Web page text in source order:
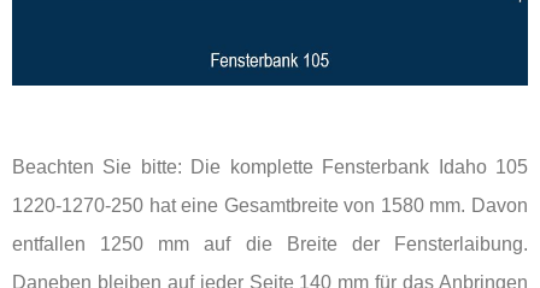
Beachten Sie bitte: Die komplette Fensterbank Idaho 105
1220-1270-250 hat eine Gesamtbreite von 1580 mm. Davon
entfallen 1250 mm auf die Breite der Fensterlaibung.
Daneben bleiben auf jeder Seite 140 mm für das Anbringen